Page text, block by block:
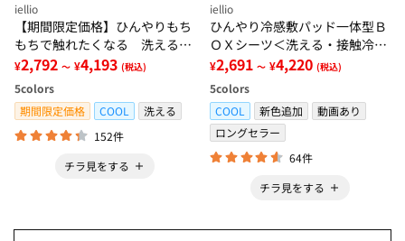
iellio
【期間限定価格】ひんやりもち
もちで触れたくなる 洗えるラ
グ＜低反発・滑りにくい・接触
冷感・防ダニ・カーペット＞
¥2,792 ～ ¥4,193 (税込)
5colors
期間限定価格
COOL
洗える
152件
チラ見をする
iellio
ひんやり冷感敷パッド一体型Ｂ
ＯＸシーツ＜洗える・接触冷
感・抗菌防臭・時短・家事楽・
ボックスシーツ・寝苦しさ対策
＞
¥2,691 ～ ¥4,220 (税込)
5colors
COOL
新色追加
動画あり
ロングセラー
64件
チラ見をする